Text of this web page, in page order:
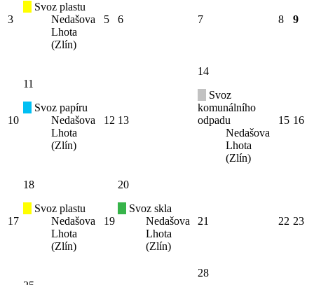
3
Svoz plastu
Nedašova
Lhota
(Zlín)
5 6 7 8 9
10
11
Svoz papíru
Nedašova
Lhota
(Zlín)
12 13
14
Svoz
komunálního
odpadu
Nedašova
Lhota
(Zlín)
15 16
17
18
Svoz plastu
Nedašova
Lhota
(Zlín)
19
20
Svoz skla
Nedašova
Lhota
(Zlín)
21 22 23
28